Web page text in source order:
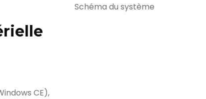
Schéma du système
CE),